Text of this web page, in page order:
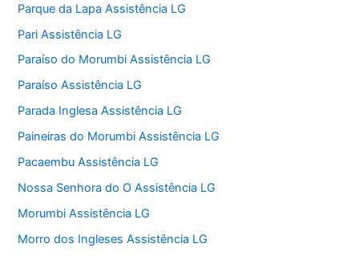
Parque da Lapa Assistência LG
Pari Assistência LG
Paraíso do Morumbi Assistência LG
Paraíso Assistência LG
Parada Inglesa Assistência LG
Paineiras do Morumbi Assistência LG
Pacaembu Assistência LG
Nossa Senhora do O Assistência LG
Morumbi Assistência LG
Morro dos Ingleses Assistência LG